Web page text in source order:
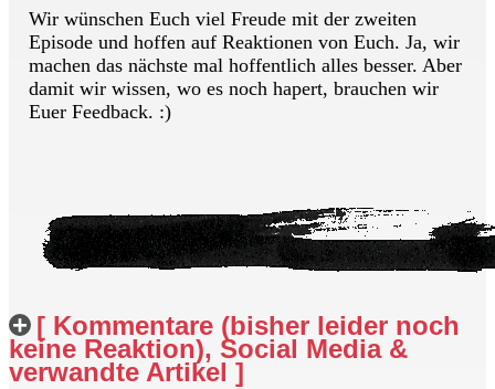
Wir wünschen Euch viel Freude mit der zweiten
Episode und hoffen auf Reaktionen von Euch. Ja, wir
machen das nächste mal hoffentlich alles besser. Aber
damit wir wissen, wo es noch hapert, brauchen wir
Euer Feedback. :)
[ Kommentare (bisher leider noch
keine Reaktion), Social Media &
verwandte Artikel ]